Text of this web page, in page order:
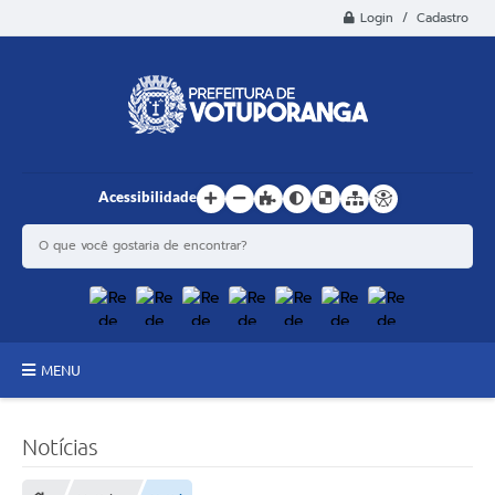
Login / Cadastro
Acessibilidade
MENU
Notícias